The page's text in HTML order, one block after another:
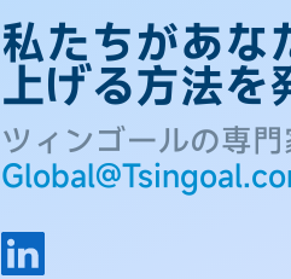
私たちがあな
上げる方法を
ツィンゴールの専